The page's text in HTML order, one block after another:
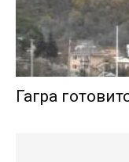
Гагра